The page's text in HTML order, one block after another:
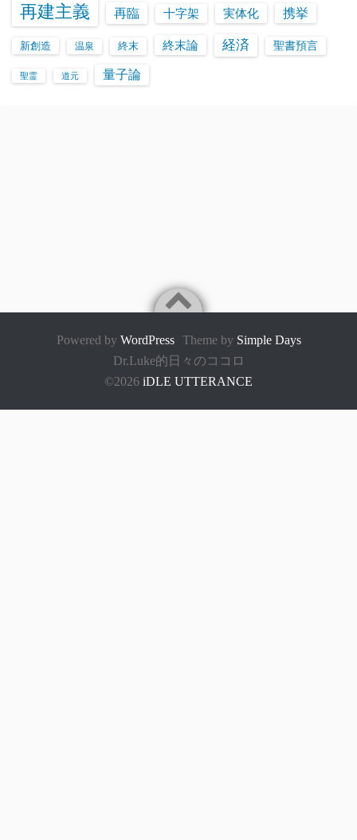
再建主義 再臨 十字架 実体化 携挙
新創造 温泉 終末 終末論 経済 聖書預言
聖霊 道元 量子論
Powered by WordPress Theme by Simple Days
Dr.Luke的日々のココロ
©2026 iDLE UTTERANCE